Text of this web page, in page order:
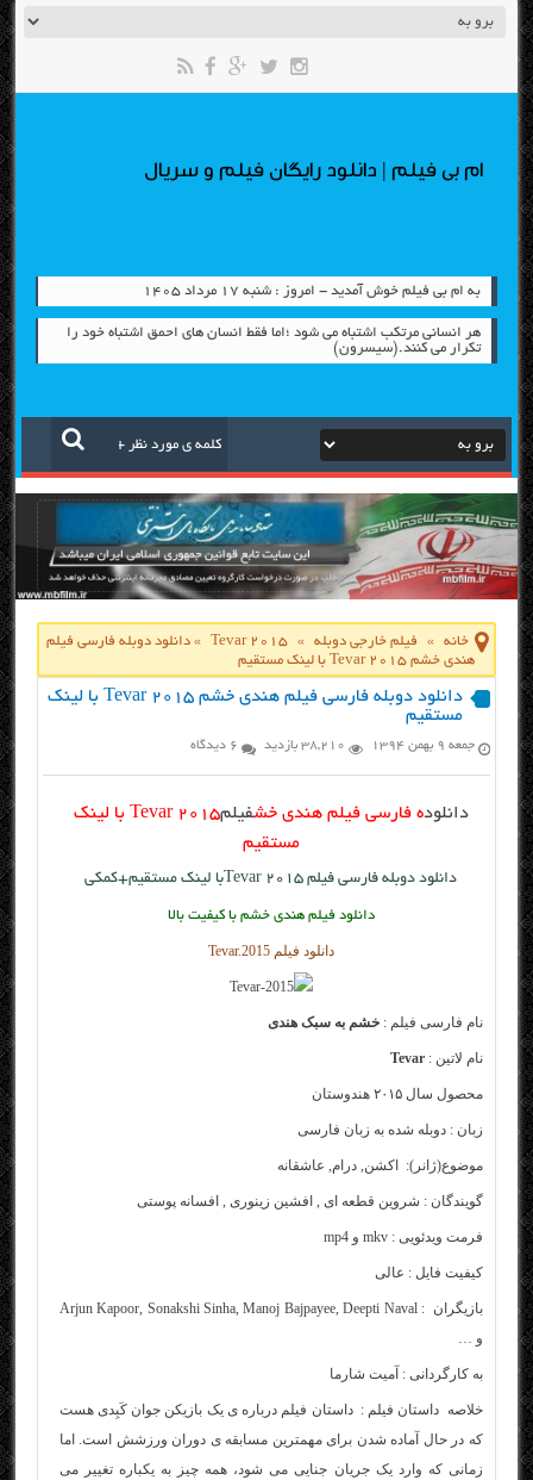
ام بی فیلم | دانلود رایگان فیلم و سریال
به ام بی فیلم خوش آمدید - امروز : شنبه ۱۷ مرداد ۱۴۰۵
هر انسانی مرتکب اشتباه می شود ؛اما فقط انسان های احمق اشتباه خود را
تکرار می کنند.(سیسرون)
خانه » فیلم خارجی دوبله »
Tevar 2015
»دانلود دوبله فارسی فیلم
هندی خشم Tevar ۲۰۱۵ با لینک مستقیم
دانلود دوبله فارسی فیلم هندی خشم Tevar ۲۰۱۵ با لینک
مستقیم
جمعه ۹ بهمن ۱۳۹۴ 38,210 بازدید 6 دیدگاه
دانلوده فارسی فیلم هندی خشفیلم
Tevar 2015 با لینک
مستقیم
دانلود دوبله فارسی فیلم Tevar 2015با لینک مستقیم+کمکی
دانلود فیلم هندی خشم با کیفیت بالا
دانلود فیلم Tevar.2015
نام فارسی فیلم :خشم به سبک هندی
نام لاتین :Tevar
محصول سال ۲۰۱۵ هندوستان
زبان : دوبله شده به زبان فارسی
موضوع(ژانر): اکشن, درام, عاشقانه
گویندگان : شروین قطعه ای , افشین زینوری , افسانه پوستی
فرمت ویدئویی : mkv و mp4
کیفیت فایل : عالی
بازیگران : Arjun Kapoor, Sonakshi Sinha, Manoj Bajpayee, Deepti Naval
و …
به کارگردانی : آمیت شارما
خلاصه داستان فیلم : داستان فیلم درباره ی یک بازیکن جوان کَبِدی هست
که در حال آماده شدن برای مهمترین مسابقه ی دوران ورزشش است. اما
زمانی که وارد یک جریان جنایی می شود، همه چیز به یکباره تغییر می